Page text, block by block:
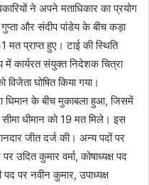
ने अपने मताधिकार का प्रयोग
और संदीप पांडेय के बीच कड़ा
प्राप्त हुए। टाई की स्थिति
में कार्यरत संयुक्त निदेशक चित्रा
विजेता घोषित किया गया।
धिमान के बीच मुकाबला हुआ, जिसमें
धीमान को 19 मत मिले। इस
जीत दर्ज की। अन्य पदों पर
पर उदित कुमार वर्मा, कोषाध्यक्ष पद
पर नवीन कुमार, उपाध्यक्ष